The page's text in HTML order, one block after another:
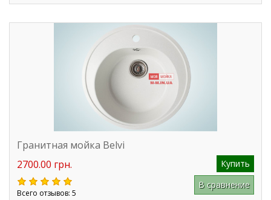
Гранитная мойка Belvi
2700.00 грн.
Купить
Всего отзывов: 5
В сравнение